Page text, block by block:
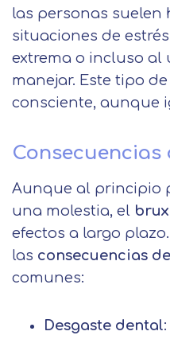
las personas suelen
situaciones de
extrema o incluso al
manejar. Este tipo
consciente, aunque
Aunque al principio
una molestia, el
efectos a largo
las consecuencias
comunes:
Desgaste dental